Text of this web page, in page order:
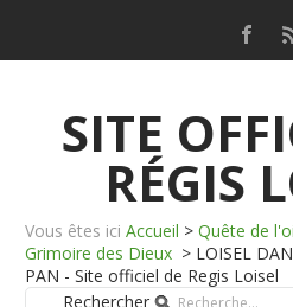
SITE
RÉGIS
Vous êtes ici Accueil > Quête de
Grimoire des Dieux > LOISEL
PAN - Site officiel de Regis Loisel
Rechercher